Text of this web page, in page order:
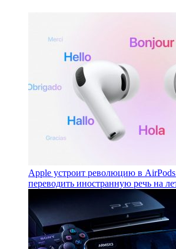
Apple устроит революцию в
переводить иностранную речь на